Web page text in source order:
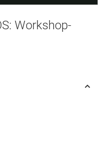
Workshop-